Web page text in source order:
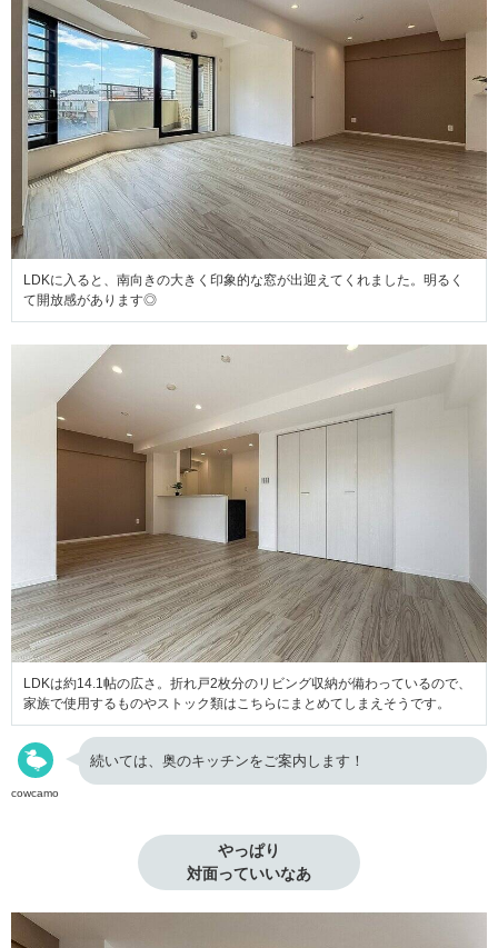
LDKに入ると、南向きの大きく印象的な窓が出迎えてくれました。明るく
て開放感があります◎
LDKは約14.1帖の広さ。折れ戸2枚分のリビング収納が備わっているので、
家族で使用するものやストック類はこちらにまとめてしまえそうです。
cowcamo
続いては、奥のキッチンをご案内します！
やっぱり
対面っていいなあ